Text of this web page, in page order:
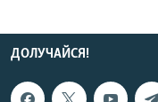
ДОЛУЧАЙСЯ!